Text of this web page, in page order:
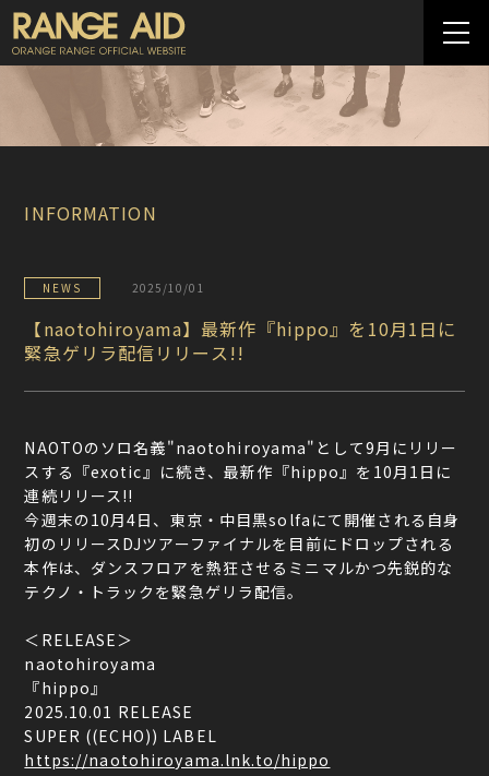
INFORMATION
NEWS 2025/10/01
【naotohiroyama】最新作『hippo』を10月1日に
緊急ゲリラ配信リリース!!
NAOTOのソロ名義"naotohiroyama"として9月にリリー
スする『exotic』に続き、最新作『hippo』を10月1日に
連続リリース!!
今週末の10月4日、東京・中目黒solfaにて開催される自身
初のリリースDJツアーファイナルを目前にドロップされる
本作は、ダンスフロアを熱狂させるミニマルかつ先鋭的な
テクノ・トラックを緊急ゲリラ配信。
＜RELEASE＞
naotohiroyama
『hippo』
2025.10.01 RELEASE
SUPER ((ECHO)) LABEL
https://naotohiroyama.lnk.to/hippo